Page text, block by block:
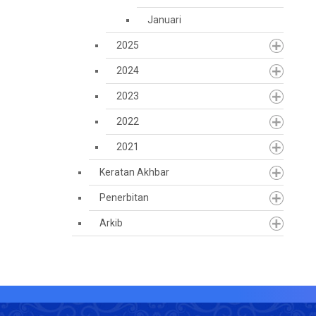
Januari
2025
2024
2023
2022
2021
Keratan Akhbar
Penerbitan
Arkib